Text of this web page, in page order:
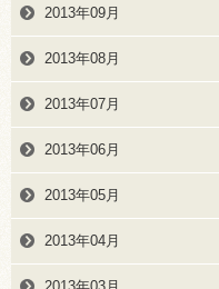
2013年09月
2013年08月
2013年07月
2013年06月
2013年05月
2013年04月